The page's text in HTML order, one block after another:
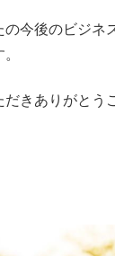
今後のビジネ
きありがとう